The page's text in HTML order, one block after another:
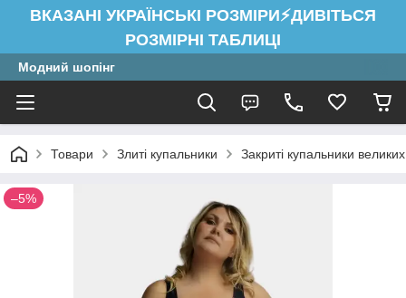
ВКАЗАНІ УКРАЇНСЬКІ РОЗМІРИ⚡ДИВІТЬСЯ
РОЗМІРНІ ТАБЛИЦІ
Модний шопінг
Товари Злиті купальники Закриті купальники великих
–5%